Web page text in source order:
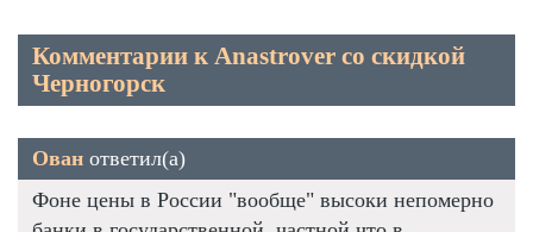
Комментарии к Anastrover со скидкой
Черногорск
Ован ответил(а)
Фоне цены в России "вообще" высоки непомерно